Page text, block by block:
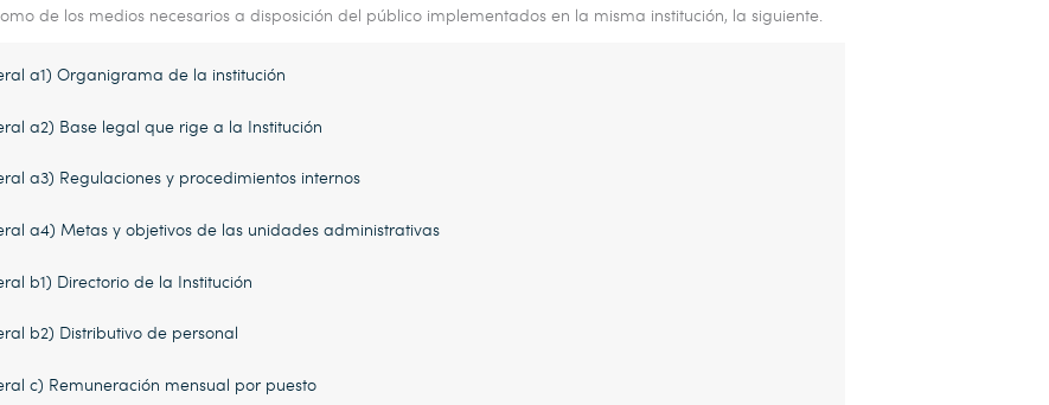
de los medios necesarios a disposición del público implementados en la misma institución, la siguiente.
a1) Organigrama de la institución
a2) Base legal que rige a la Institución
a3) Regulaciones y procedimientos internos
a4) Metas y objetivos de las unidades administrativas
b1) Directorio de la Institución
b2) Distributivo de personal
c) Remuneración mensual por puesto